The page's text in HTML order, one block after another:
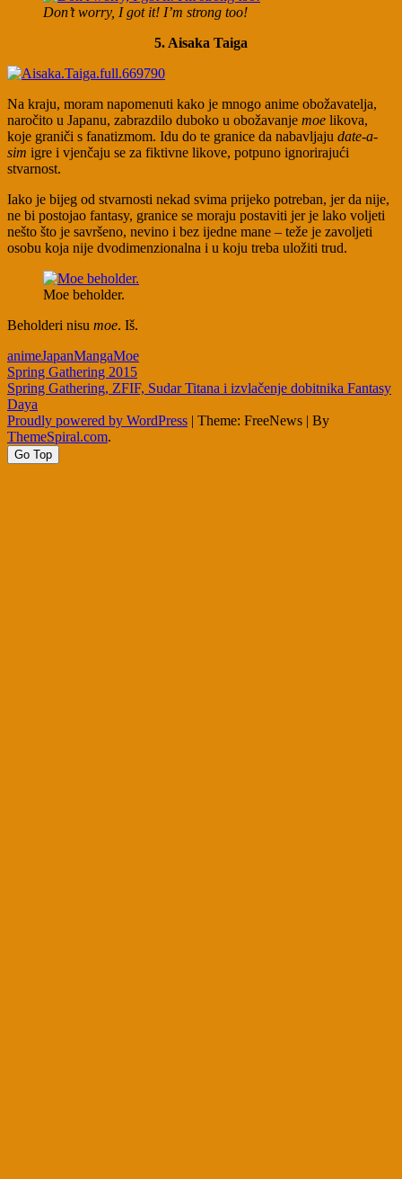
Don’t worry, I got it! I’m strong too!
5. Aisaka Taiga
Na kraju, moram napomenuti kako je mnogo anime obožavatelja,
naročito u Japanu, zabrazdilo duboko u obožavanje moe likova,
koje graniči s fanatizmom. Idu do te granice da nabavljaju date-a-
sim igre i vjenčaju se za fiktivne likove, potpuno ignorirajući
stvarnost.
Iako je bijeg od stvarnosti nekad svima prijeko potreban, jer da nije,
ne bi postojao fantasy, granice se moraju postaviti jer je lako voljeti
nešto što je savršeno, nevino i bez ijedne mane – teže je zavoljeti
osobu koja nije dvodimenzionalna i u koju treba uložiti trud.
Moe beholder.
Beholderi nisu moe. Iš.
animeJapanMangaMoe
Post
navigation
Spring Gathering 2015
Spring Gathering, ZFIF, Sudar Titana i izvlačenje dobitnika Fantasy
Daya
Proudly powered by WordPress | Theme: FreeNews | By
ThemeSpiral.com.
Go Top